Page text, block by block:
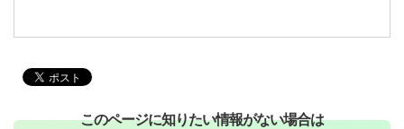
このページに知りたい情報がない場合は